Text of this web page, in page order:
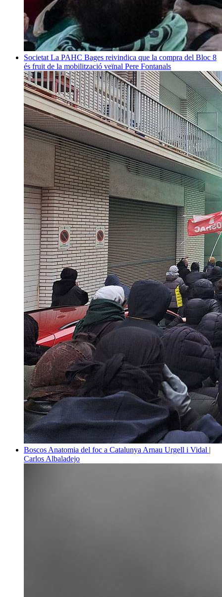
Societat La PAHC Bages reivindica que la compra del Bloc 8
és fruit de la mobilització veïnal Pere Fontanals
Boscos Anatomia del foc a Catalunya Arnau Urgell i Vidal |
Carlos Albaladejo